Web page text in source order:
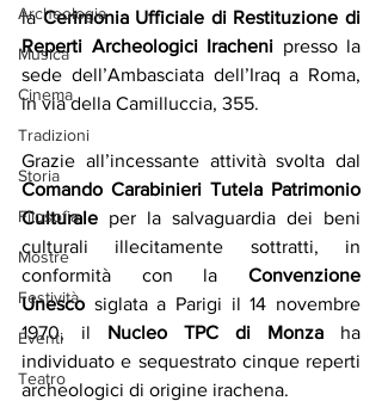
Archeologia
Musica
Cinema
Tradizioni
Storia
Filosofia
Mostre
Festività
Eventi
Teatro
la Cerimonia Ufficiale di Restituzione di
Reperti Archeologici Iracheni presso la
sede dell’Ambasciata dell’Iraq a Roma,
in via della Camilluccia, 355.
Comando Carabinieri Tutela Patrimonio
Culturale per la salvaguardia dei beni
culturali illecitamente sottratti, in
conformità con la Convenzione
Unesco siglata a Parigi il 14 novembre
1970, il Nucleo TPC di Monza ha
individuato e sequestrato cinque reperti
archeologici di origine irachena.